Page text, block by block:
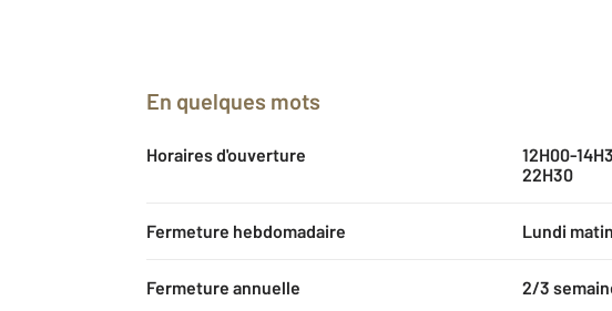
En quelques mots
Horaires d'ouverture
12H00-
22H30
Fermeture hebdomadaire Lundi
Fermeture annuelle 2/3